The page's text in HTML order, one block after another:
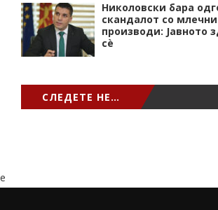
Николовски бара
скандалот со
производи: Јавното
сѐ
СЛЕДЕТЕ НЕ…
e